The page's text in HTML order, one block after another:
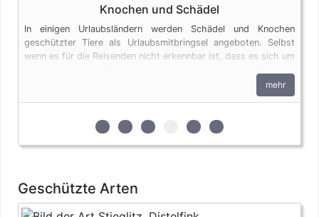
Knochen und Schädel
In einigen Urlaubsländern werden Schädel und Knochen
geschützter Tiere als Urlaubsmitbringsel angeboten. Selbst
wenn es für die Reisenden nicht erkennbar ist, dass es sich um
den artenschutzrechtlichen Bestimmungen. Bei privaten
Einfuhren zum persönlichen Gebrauch sind bis zu vier
genehmigungsfrei, wenn diese im persönlichen Gepäck
dieser Dokumentenfreiheit ausgenommen.
mehr
zur 1. geschützten Erscheinungsform
zur 2. geschützten
zur 3. geschützten
zur 4. geschützten
zur 5. geschützten
zur 6. geschützten
Geschützte Arten